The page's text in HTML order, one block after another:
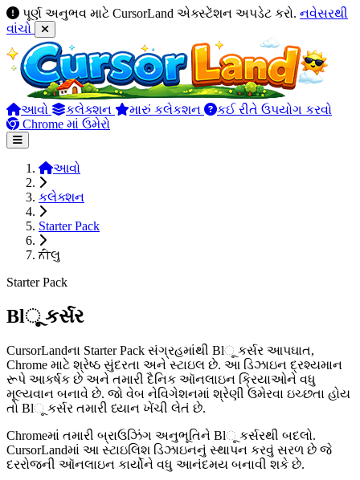
પૂર્ણ અનુભવ માટે CursorLand એક્સ્ટેંશન અપડેટ કરો. નવેસરથી
વાંચો
આવો કલેક્શન મારું કલેકશન
કઈ રીતે ઉપયોગ કરવો
Chrome માં ઉમેરો
આવો
કલેક્શન
Starter Pack
ਨੀલુ
Starter Pack
Blૂ કર્સર
CursorLandના Starter Pack સંગ્રહમાંથી Blૂ કર્સર આપઘાત,
Chrome માટે શ્રેષ્ઠ સુંદરતા અને સ્ટાઇલ છે. આ ડિઝાઇન દ્રશ્યમાન
રૂપે આકર્ષક છે અને તમારી દૈનિક ઑનલાઇન ક્રિયાઓને વધુ
મૂલ્યવાન બનાવે છે. જો વેબ નેવિગેશનમાં શ્રેણી ઉમેરવા ઇચ્છતા હોય
તો Blૂ કર્સર તમારી ધ્યાન ખેંચી લેતં છે.
Chromeમાં તમારી બ્રાઉઝિંગ અનુભૂતિને Blૂ કર્સરથી બદલો.
CursorLandમાં આ સ્ટાઇલિશ ડિઝાઇનનું સ્થાપન કરવું સરળ છે જે
દરરોજની ઑનલાઇન કાર્યોને વધુ આનંદમય બનાવી શકે છે.